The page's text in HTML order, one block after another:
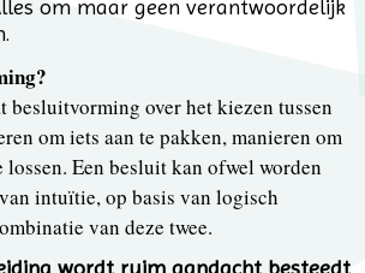
om maar geen verantwoordelijk
besluitvorming over het kiezen tussen
om iets aan te pakken, manieren om
lossen. Een besluit kan ofwel worden
intuïtie, op basis van logisch
van deze twee.